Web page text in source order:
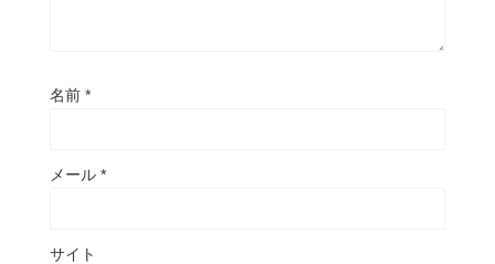
名前 *
メール *
サイト